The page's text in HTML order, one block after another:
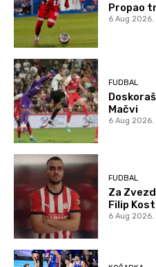
Propao
6 Aug
FUDBAL
Mačvi
6 Aug 2026.
FUDBAL
Za
Filip
6 Aug 2026.